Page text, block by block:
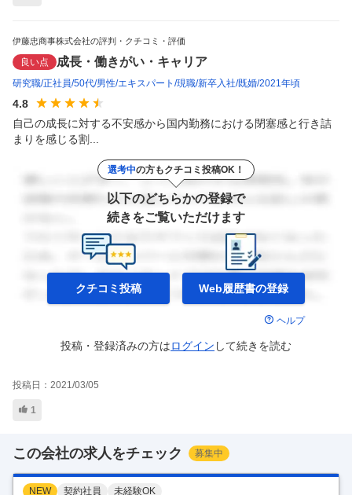
伊藤忠商事株式会社の評判・クチコミ・評価
良い点 成長・働きがい・キャリア
研究職 正社員 50代 男性 エキスパート 現職 新卒入社 既婚 2021年頃
4.8
自己の成長に対する不安感から国内勤務における閉塞感と行き詰
まりを感じる割...
選考中の方もクチコミ投稿OK！
以下のどちらかの登録で
続きをご覧いただけます
クチコミ投稿 Web履歴書の登録
ヘルプ
投稿・登録済みの方はログイン して続きを読む
投稿日： 2021/03/05
1
この会社の求人をチェック 募集中
NEW 契約社員 未経験OK